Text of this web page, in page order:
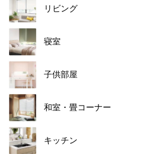
リビング
寝室
子供部屋
和室・畳コーナー
キッチン